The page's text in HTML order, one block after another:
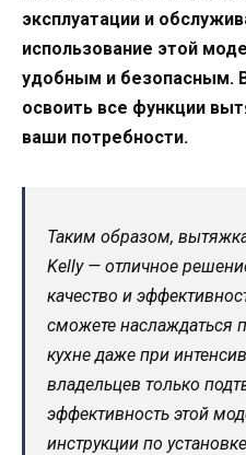
эксплуатации и
использование этой
удобным и безопасным.
освоить все функции
ваши потребности.
Таким образом,
Kelly — отличное
качество и
сможете наслаждаться
кухне даже при
владельцев только
эффективность этой
инструкции по